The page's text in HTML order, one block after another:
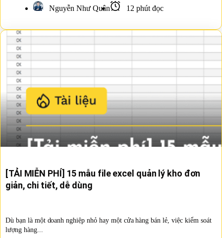
Nguyễn Như Quân 12 phút đọc
[TẢI MIỄN PHÍ] 15 mẫu file excel quản lý kho đơn
giản, chi tiết, dễ dùng
Dù bạn là một doanh nghiệp nhỏ hay một cửa hàng bán lẻ, việc kiểm soát
lượng hàng...